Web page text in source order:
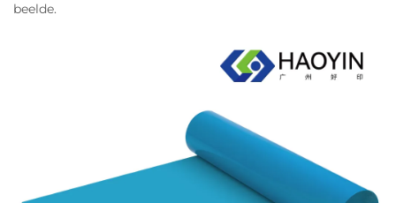
beelde.